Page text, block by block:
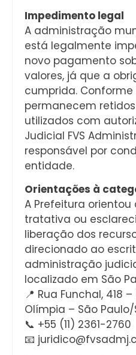
Impedimento legal
A administração
está legalmente
novo pagamento
valores, já que a
cumprida.
permanecem
utilizados com
Judicial FVS
responsável por
entidade.
Orientações à
A Prefeitura
tratativa ou
liberação dos
direcionado ao
administração
localizado em São
📍 Rua Funchal, 418
Olímpia – São Paulo/
📞 +55 (11) 2361-2760
📧